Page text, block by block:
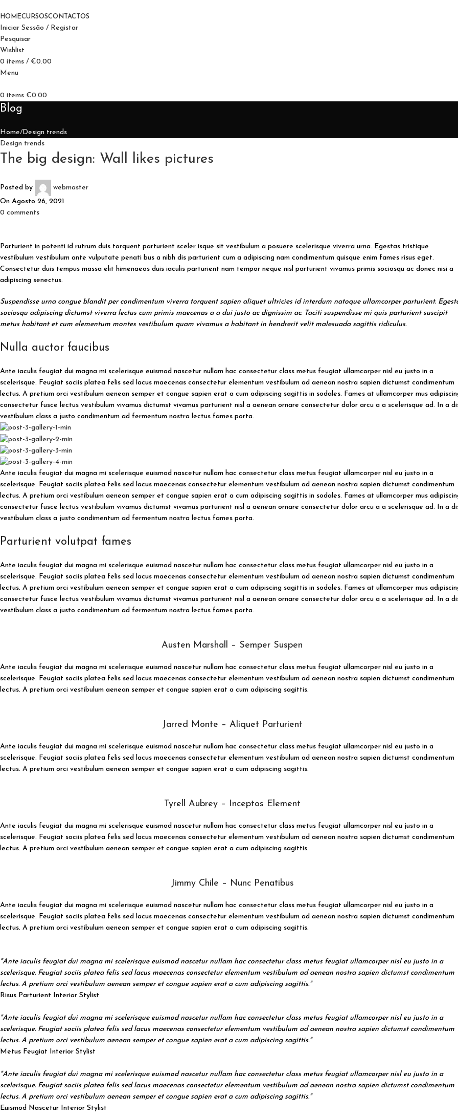
HOMECURSOSCONTACTOS
Iniciar Sessão / Registar
Pesquisar
Wishlist
0 items / €0.00
Menu
0 items €0.00
Blog
Home Design trends
Design trends
The big design: Wall likes pictures
Posted by
webmaster
On Agosto 26, 2021
0 comments
Parturient in potenti id rutrum duis torquent parturient sceler isque sit vestibulum a posuere scelerisque viverra urna. Egestas tristique
vestibulum vestibulum ante vulputate penati bus a nibh dis parturient cum a adipiscing nam condimentum quisque enim fames risus eget.
Consectetur duis tempus massa elit himenaeos duis iaculis parturient nam tempor neque nisl parturient vivamus primis sociosqu ac donec nisi a
adipiscing senectus.
Suspendisse urna congue blandit per condimentum viverra torquent sapien aliquet ultricies id interdum natoque ullamcorper parturient.
sociosqu adipiscing dictumst viverra lectus cum primis maecenas a a dui justo ac dignissim ac. Taciti suspendisse mi quis parturient suscipit
metus habitant et cum elementum montes vestibulum quam vivamus a habitant in hendrerit velit malesuada sagittis ridiculus.
Nulla auctor faucibus
Ante iaculis feugiat dui magna mi scelerisque euismod nascetur nullam hac consectetur class metus feugiat ullamcorper nisl eu justo in a
scelerisque. Feugiat sociis platea felis sed lacus maecenas consectetur elementum vestibulum ad aenean nostra sapien dictumst condimentum
lectus. A pretium orci vestibulum aenean semper et congue sapien erat a cum adipiscing sagittis in sodales. Fames at ullamcorper mus
consectetur fusce lectus vestibulum vivamus dictumst vivamus parturient nisl a aenean ornare consectetur dolor arcu a a scelerisque ad. In a
vestibulum class a justo condimentum ad fermentum nostra lectus fames porta.
Ante iaculis feugiat dui magna mi scelerisque euismod nascetur nullam hac consectetur class metus feugiat ullamcorper nisl eu justo in a
scelerisque. Feugiat sociis platea felis sed lacus maecenas consectetur elementum vestibulum ad aenean nostra sapien dictumst condimentum
lectus. A pretium orci vestibulum aenean semper et congue sapien erat a cum adipiscing sagittis in sodales. Fames at ullamcorper mus
consectetur fusce lectus vestibulum vivamus dictumst vivamus parturient nisl a aenean ornare consectetur dolor arcu a a scelerisque ad. In a
vestibulum class a justo condimentum ad fermentum nostra lectus fames porta.
Parturient volutpat fames
Ante iaculis feugiat dui magna mi scelerisque euismod nascetur nullam hac consectetur class metus feugiat ullamcorper nisl eu justo in a
scelerisque. Feugiat sociis platea felis sed lacus maecenas consectetur elementum vestibulum ad aenean nostra sapien dictumst condimentum
lectus. A pretium orci vestibulum aenean semper et congue sapien erat a cum adipiscing sagittis in sodales. Fames at ullamcorper mus
consectetur fusce lectus vestibulum vivamus dictumst vivamus parturient nisl a aenean ornare consectetur dolor arcu a a scelerisque ad. In a
vestibulum class a justo condimentum ad fermentum nostra lectus fames porta.
Austen Marshall – Semper Suspen
Ante iaculis feugiat dui magna mi scelerisque euismod nascetur nullam hac consectetur class metus feugiat ullamcorper nisl eu justo in a
scelerisque. Feugiat sociis platea felis sed lacus maecenas consectetur elementum vestibulum ad aenean nostra sapien dictumst condimentum
lectus. A pretium orci vestibulum aenean semper et congue sapien erat a cum adipiscing sagittis.
Jarred Monte – Aliquet Parturient
Ante iaculis feugiat dui magna mi scelerisque euismod nascetur nullam hac consectetur class metus feugiat ullamcorper nisl eu justo in a
scelerisque. Feugiat sociis platea felis sed lacus maecenas consectetur elementum vestibulum ad aenean nostra sapien dictumst condimentum
lectus. A pretium orci vestibulum aenean semper et congue sapien erat a cum adipiscing sagittis.
Tyrell Aubrey – Inceptos Element
Ante iaculis feugiat dui magna mi scelerisque euismod nascetur nullam hac consectetur class metus feugiat ullamcorper nisl eu justo in a
scelerisque. Feugiat sociis platea felis sed lacus maecenas consectetur elementum vestibulum ad aenean nostra sapien dictumst condimentum
lectus. A pretium orci vestibulum aenean semper et congue sapien erat a cum adipiscing sagittis.
Jimmy Chile – Nunc Penatibus
Ante iaculis feugiat dui magna mi scelerisque euismod nascetur nullam hac consectetur class metus feugiat ullamcorper nisl eu justo in a
scelerisque. Feugiat sociis platea felis sed lacus maecenas consectetur elementum vestibulum ad aenean nostra sapien dictumst condimentum
lectus. A pretium orci vestibulum aenean semper et congue sapien erat a cum adipiscing sagittis.
"Ante iaculis feugiat dui magna mi scelerisque euismod nascetur nullam hac consectetur class metus feugiat ullamcorper nisl eu justo in a
scelerisque. Feugiat sociis platea felis sed lacus maecenas consectetur elementum vestibulum ad aenean nostra sapien dictumst condimentum
lectus. A pretium orci vestibulum aenean semper et congue sapien erat a cum adipiscing sagittis."
Risus Parturient Interior Stylist
"Ante iaculis feugiat dui magna mi scelerisque euismod nascetur nullam hac consectetur class metus feugiat ullamcorper nisl eu justo in a
scelerisque. Feugiat sociis platea felis sed lacus maecenas consectetur elementum vestibulum ad aenean nostra sapien dictumst condimentum
lectus. A pretium orci vestibulum aenean semper et congue sapien erat a cum adipiscing sagittis."
Metus Feugiat Interior Stylist
"Ante iaculis feugiat dui magna mi scelerisque euismod nascetur nullam hac consectetur class metus feugiat ullamcorper nisl eu justo in a
scelerisque. Feugiat sociis platea felis sed lacus maecenas consectetur elementum vestibulum ad aenean nostra sapien dictumst condimentum
lectus. A pretium orci vestibulum aenean semper et congue sapien erat a cum adipiscing sagittis."
Euismod Nascetur Interior Stylist